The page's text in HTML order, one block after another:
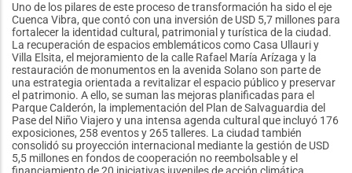
Uno de los pilares de este proceso de transformación ha sido el eje
Cuenca Vibra, que contó con una inversión de USD 5,7 millones para
fortalecer la identidad cultural, patrimonial y turística de la ciudad.
La recuperación de espacios emblemáticos como Casa Ullauri y
Villa Elsita, el mejoramiento de la calle Rafael María Arízaga y la
restauración de monumentos en la avenida Solano son parte de
una estrategia orientada a revitalizar el espacio público y preservar
el patrimonio. A ello, se suman las mejoras planificadas para el
Parque Calderón, la implementación del Plan de Salvaguardia del
Pase del Niño Viajero y una intensa agenda cultural que incluyó 176
exposiciones, 258 eventos y 265 talleres. La ciudad también
consolidó su proyección internacional mediante la gestión de USD
5,5 millones en fondos de cooperación no reembolsable y el